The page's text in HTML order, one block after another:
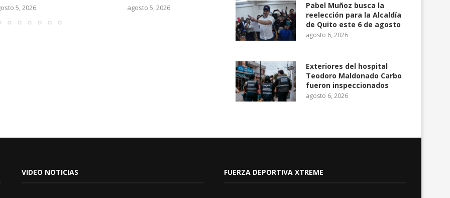
agosto 4, 2026 agosto 4, 2026
Pabel Muñoz busca la
reelección para la Alcaldía
de Quito este 6 de agosto
agosto 6, 2026
Exteriores del hospital
Teodoro Maldonado Carbo
fueron inspeccionados
agosto 6, 2026
VIDEO NOTICIAS FUERZA DEPORTIVA XTREME